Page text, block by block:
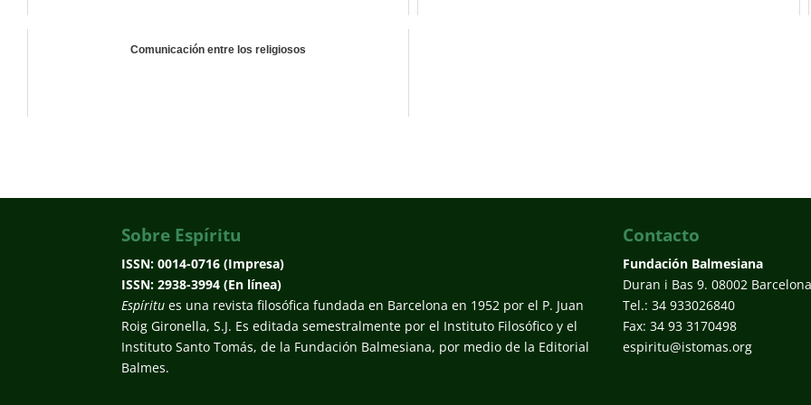
Comunicación entre los religiosos
Sobre Espíritu
ISSN: 0014-0716 (Impresa)
ISSN: 2938-3994 (En línea)
Espíritu es una revista filosófica fundada en Barcelona en 1952 por el P. Juan
Roig Gironella, S.J. Es editada semestralmente por el Instituto Filosófico y el
Instituto Santo Tomás, de la Fundación Balmesiana, por medio de la Editorial
Balmes.
Contacto
Fundación Balmesiana
Duran i Bas 9. 08002
Tel.: 34 933026840
Fax: 34 93 3170498
espiritu@istomas.org